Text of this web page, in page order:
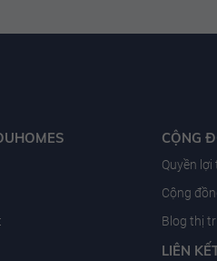
CỘNG
Quyền
Cộng
Blog thị
LIÊN